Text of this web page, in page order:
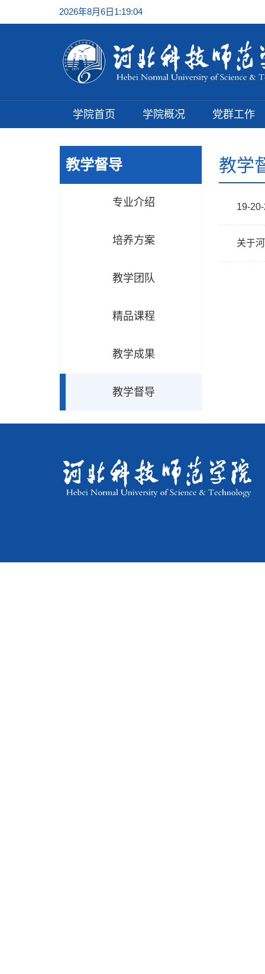
2026年8月6日1:19:04
学院首页 学院概况 党群工作
教学督导
专业介绍
培养方案
教学团队
精品课程
教学成果
教学督导
教学
19-
关于